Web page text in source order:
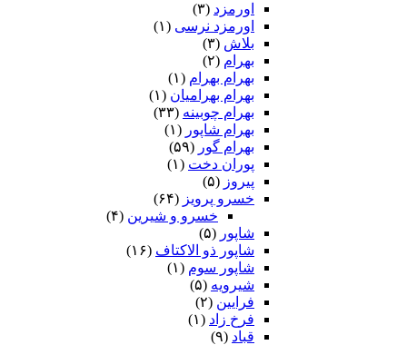
اورمزد (۳)
اورمزد نرسى‏ (۱)
بلاش (۳)
بهرام (۲)
بهرام بهرام (۱)
بهرام بهرامیان‏ (۱)
بهرام چوبینه (۳۳)
بهرام شاپور (۱)
بهرام گور (۵۹)
پوران دخت (۱)
پیروز (۵)
خسرو پرویز (۶۴)
خسرو و شیرین (۴)
شاپور (۵)
شاپور ذو الاکتاف (۱۶)
شاپور سوم‏ (۱)
شیرویه (۵)
فرایین (۲)
فرخ زاد (۱)
قباد (۹)